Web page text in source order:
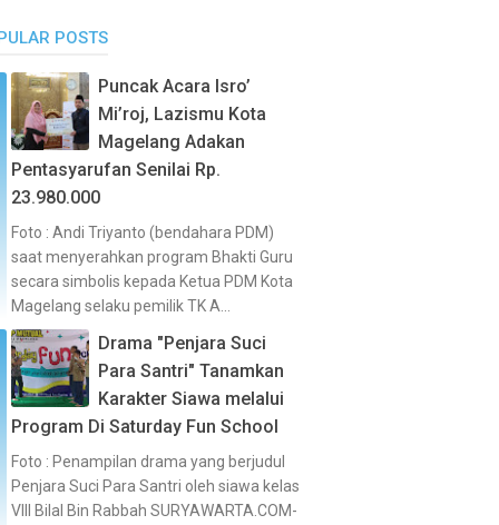
POSTS
Puncak Acara Isro’
Mi’roj, Lazismu Kota
Magelang Adakan
Pentasyarufan Senilai Rp.
23.980.000
Foto : Andi Triyanto (bendahara PDM)
saat menyerahkan program Bhakti Guru
secara simbolis kepada Ketua PDM Kota
Magelang selaku pemilik TK A...
Drama "Penjara Suci
Para Santri" Tanamkan
Karakter Siawa melalui
Program Di Saturday Fun School
Foto : Penampilan drama yang berjudul
Penjara Suci Para Santri oleh siawa kelas
VIII Bilal Bin Rabbah SURYAWARTA.COM-